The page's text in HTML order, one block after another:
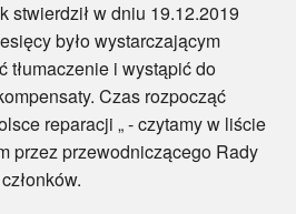
stwierdził w dniu 19.12.2019
było wystarczającym
tłumaczenie i wystąpić do
Czas rozpocząć
reparacji „ - czytamy w liście
przez przewodniczącego Rady